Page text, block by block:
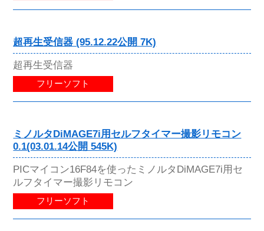
超再生受信器 (95.12.22公開 7K)
超再生受信器
フリーソフト
ミノルタDiMAGE7i用セルフタイマー撮影リモコン
0.1(03.01.14公開 545K)
PICマイコン16F84を使ったミノルタDiMAGE7i用セ
ルフタイマー撮影リモコン
フリーソフト